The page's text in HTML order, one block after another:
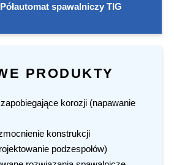
spawalniczy TIG
PRODUKTY
korozji (napawanie
konstrukcji
podzespołów)